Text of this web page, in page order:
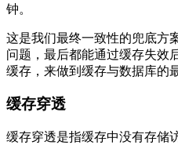
钟。
这是我们最终一致性的兜底方
问题，最后都能通过缓存失效
缓存，来做到缓存与数据库的
缓存穿透
缓存穿透是指缓存中没有存储